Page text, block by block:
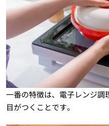
一番の特徴は、電子レンジ調
目がつくことです。